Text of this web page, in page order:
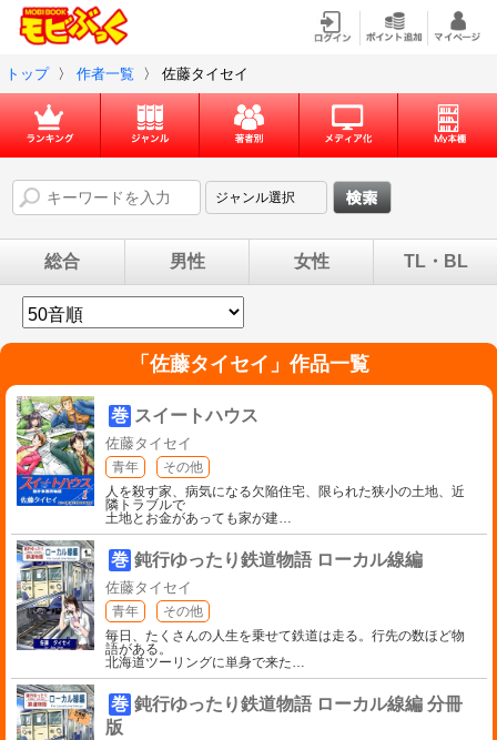
トップ 〉 作者一覧 〉 佐藤タイセイ
総合 男性 女性 TL・BL
「佐藤タイセイ 」作品一覧
巻 スイートハウス
佐藤タイセイ
青年
その他
人を殺す家、病気になる欠陥住宅、限られた狭小の土地、近
隣トラブルで
土地とお金があっても家が建…
巻 鈍行ゆったり鉄道物語 ローカル線編
佐藤タイセイ
青年
その他
毎日、たくさんの人生を乗せて鉄道は走る。行先の数ほど物
語がある。
北海道ツーリングに単身で来た…
巻 鈍行ゆったり鉄道物語 ローカル線編 分冊
版